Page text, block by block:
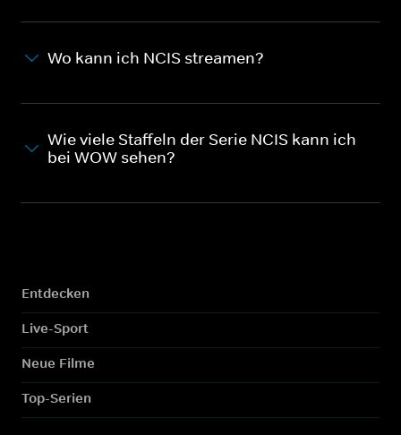
Wo kann ich NCIS streamen?
Wie viele Staffeln der Serie NCIS kann ich
bei WOW sehen?
Entdecken
Live-Sport
Neue Filme
Top-Serien